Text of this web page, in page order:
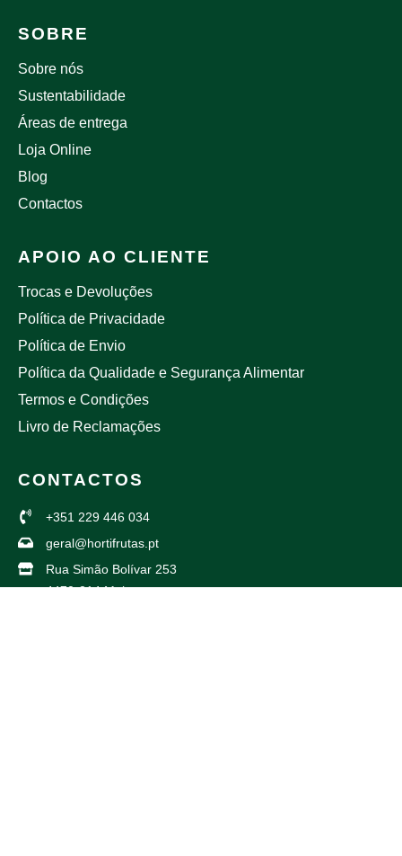
SOBRE
Sobre nós
Sustentabilidade
Áreas de entrega
Loja Online
Blog
Contactos
APOIO AO CLIENTE
Trocas e Devoluções
Política de Privacidade
Política de Envio
Política da Qualidade e Segurança Alimentar
Termos e Condições
Livro de Reclamações
CONTACTOS
+351 229 446 034
geral@hortifrutas.pt
Rua Simão Bolívar 253
4470-214 Maia